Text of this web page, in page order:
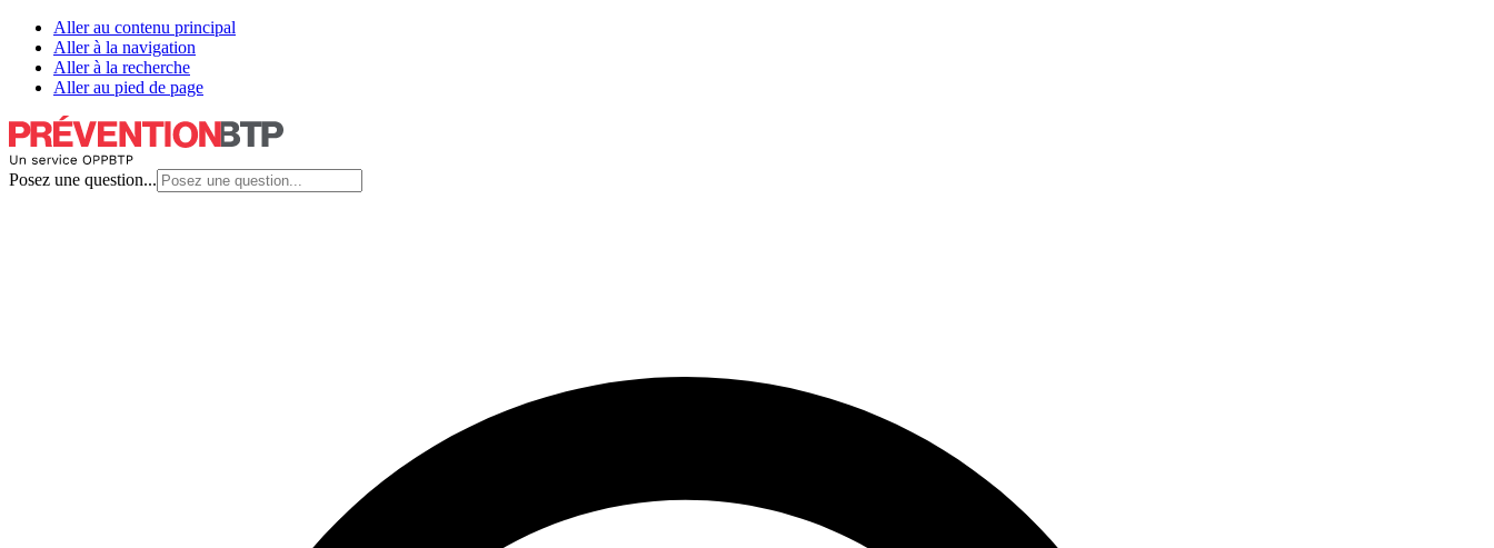
Aller au contenu principal
Aller à la navigation
Aller à la recherche
Aller au pied de page
Posez une question...